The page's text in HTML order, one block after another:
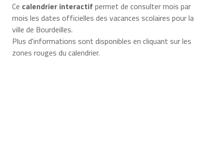
Ce calendrier interactif permet de consulter mois par
mois les dates officielles des vacances scolaires pour la
ville de Bourdeilles.
Plus d'informations sont disponibles en cliquant sur les
zones rouges du calendrier.